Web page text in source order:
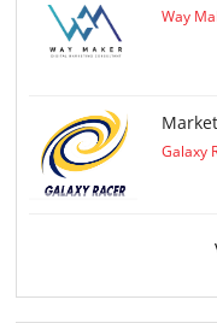
Way
Galaxy